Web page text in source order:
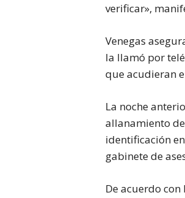
verificar»,
Venegas
la llamó por
que acudieran
La noche
allanamiento
identificación
gabinete de
De acuerdo